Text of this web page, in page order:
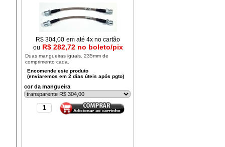
R$304,00 em até 4x no cartão
ou R$ 282,72 no boleto/pix
Duas mangueiras iguais. 235mm de
comprimento cada.
cor da mangueira